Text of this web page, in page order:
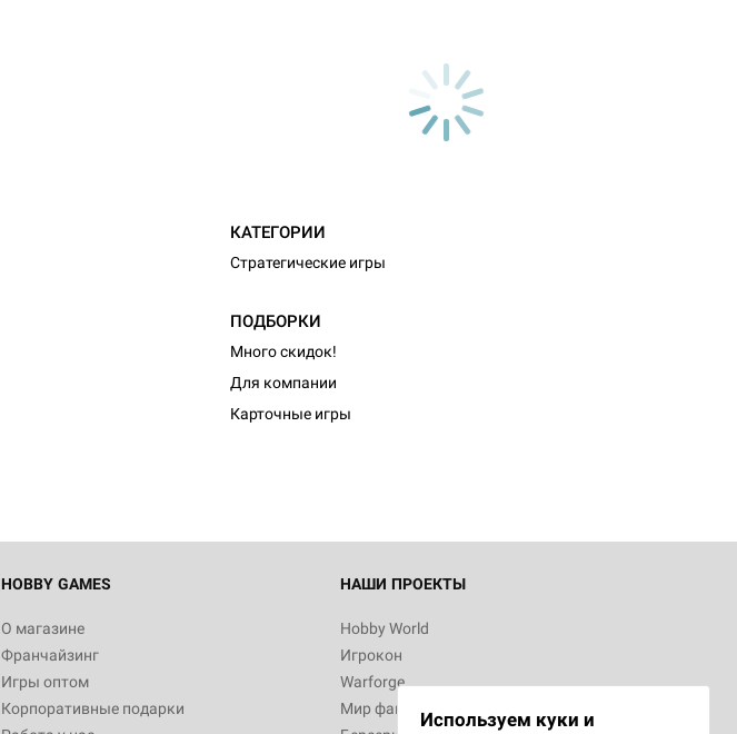
КАТЕГОРИИ
Стратегические игры
ПОДБОРКИ
Много скидок!
Для компании
Карточные игры
HOBBY GAMES
О магазине
Франчайзинг
Игры оптом
Корпоративные подарки
НАШИ ПРОЕКТЫ
Hobby World
Игрокон
Warforge
Мир фантастикиИспользуем куки и
Настольная игра Hobby World Журнал
"Мир фантастики. Спецвыпуск: Братья
империи: Боевая тревога
799
Настольная игра Hobby World Сумерки
империи. Четвёртая редакция: Грозовой
Рубеж